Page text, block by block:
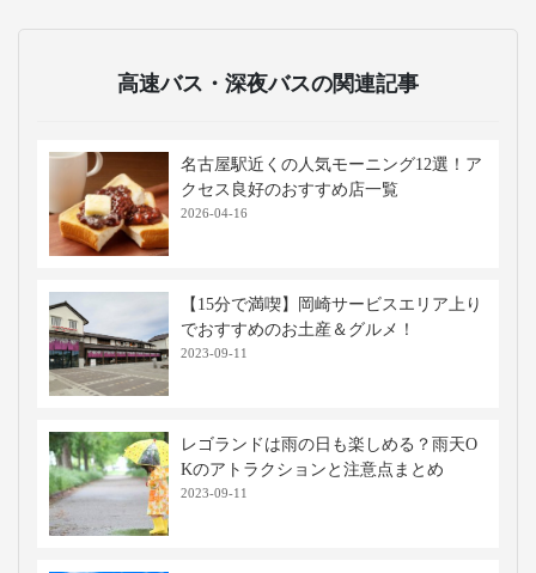
高速バス・深夜バスの関連記事
名古屋駅近くの人気モーニング12選！ア
クセス良好のおすすめ店一覧
2026-04-16
【15分で満喫】岡崎サービスエリア上り
でおすすめのお土産＆グルメ！
2023-09-11
レゴランドは雨の日も楽しめる？雨天O
Kのアトラクションと注意点まとめ
2023-09-11